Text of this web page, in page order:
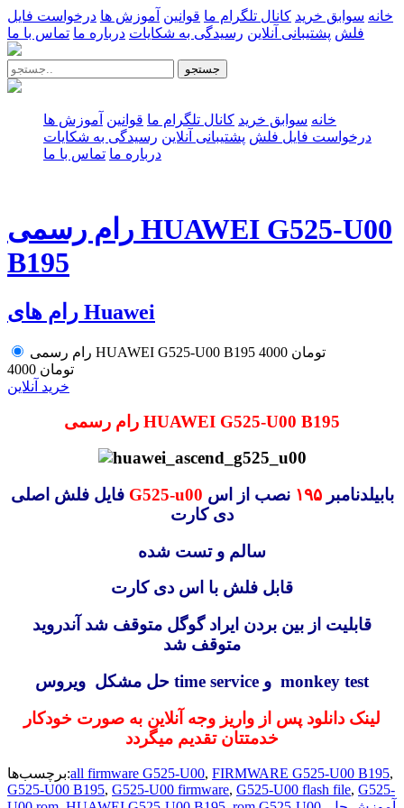
خانه سوابق خرید کانال تلگرام ما قوانین آموزش ها درخواست فایل
فلش پشتیبانی آنلاین رسیدگی به شکایات درباره ما تماس با ما
جستجو
خانه سوابق خرید کانال تلگرام ما قوانین آموزش ها
درخواست فایل فلش پشتیبانی آنلاین رسیدگی به شکایات
درباره ما تماس با ما
رام رسمی HUAWEI G525-U00
B195
رام های Huawei
رام رسمی HUAWEI G525-U00 B195
4000 تومان
4000 تومان
خرید آنلاین
رام رسمی HUAWEI G525-U00 B195
فایل فلش اصلی G525-u00 بابیلدنامبر۱۹۵ نصب از اس
دی کارت
سالم و تست شده
قابل فلش با اس دی کارت
قابلیت از بین بردن ایراد گوگل متوقف شد آندروید
متوقف شد
حل مشکل ویروس time service و monkey test
لینک دانلود پس از واریز وجه آنلاین به صورت خودکار
خدمتتان تقدیم میگردد
برچسب‌ها:all firmware G525-U00, FIRMWARE G525-U00 B195,
G525-U00 B195, G525-U00 firmware, G525-U00 flash file, G525-